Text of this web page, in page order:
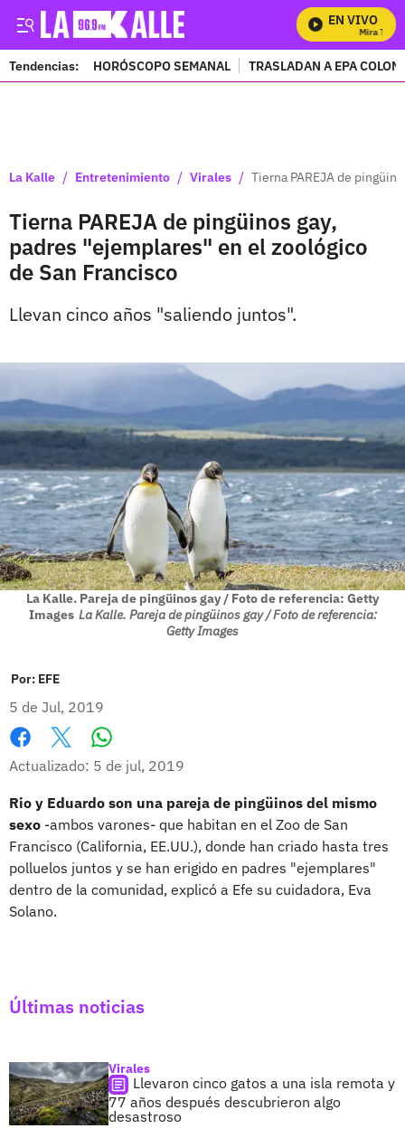
EN VIVO
Mira Todos
Tendencias: HORÓSCOPO SEMANAL TRASLADAN A EPA
La Kalle / Entretenimiento / Virales / Tierna PAREJA de
Tierna PAREJA de pingüinos gay,
padres "ejemplares" en el zoológico
de San Francisco
Llevan cinco años "saliendo juntos".
La Kalle. Pareja de pingüinos gay / Foto de referencia: Getty
Images La Kalle. Pareja de pingüinos gay / Foto de referencia:
Getty Images
Por: EFE
5 de Jul, 2019
Facebook
X
Actualizado: 5 de jul, 2019
Rio y Eduardo son una pareja de pingüinos del mismo
sexo -ambos varones- que habitan en el Zoo de San
Francisco (California, EE.UU.), donde han criado hasta tres
polluelos juntos y se han erigido en padres "ejemplares"
dentro de la comunidad, explicó a Efe su cuidadora, Eva
Solano.
Últimas noticias
Virales
Llevaron cinco gatos a una isla remota y
77 años después descubrieron algo
desastroso